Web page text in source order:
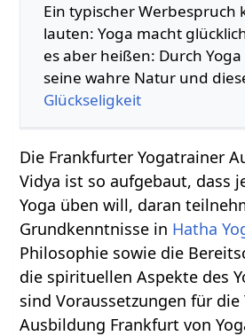
Ein typischer Werbespruch
lauten: Yoga macht
es aber heißen: Durch
seine wahre Natur und
Glückseligkeit
Die Frankfurter Yogatrainer
Vidya ist so aufgebaut, dass
Yoga üben will, daran
Grundkenntnisse in Hatha
Philosophie sowie die
die spirituellen Aspekte des
sind Voraussetzungen für die
Ausbildung Frankfurt von